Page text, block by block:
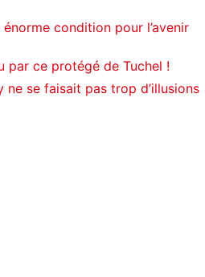
condition pour l’avenir
par ce protégé de Tuchel !
se faisait pas trop d’illusions